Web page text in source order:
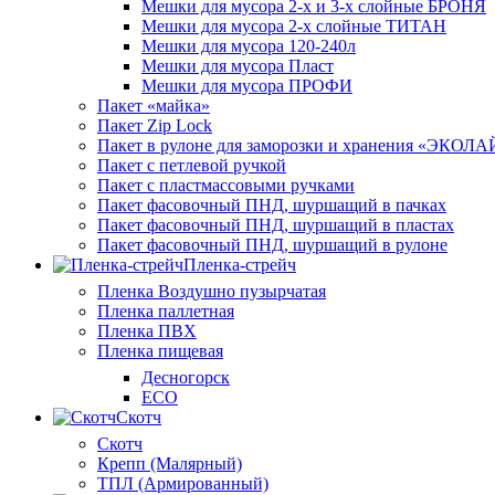
Мешки для мусора 2-х и 3-х слойные БРОНЯ
Мешки для мусора 2-х слойные ТИТАН
Мешки для мусора 120-240л
Мешки для мусора Пласт
Мешки для мусора ПРОФИ
Пакет «майка»
Пакет Zip Lock
Пакет в рулоне для заморозки и хранения
Пакет с петлевой ручкой
Пакет с пластмассовыми ручками
Пакет фасовочный ПНД, шуршащий в пачках
Пакет фасовочный ПНД, шуршащий в пластах
Пакет фасовочный ПНД, шуршащий в рулоне
Пленка-стрейч
Пленка Воздушно пузырчатая
Пленка паллетная
Пленка ПВХ
Пленка пищевая
Десногорск
ECO
Скотч
Скотч
Крепп (Малярный)
ТПЛ (Армированный)